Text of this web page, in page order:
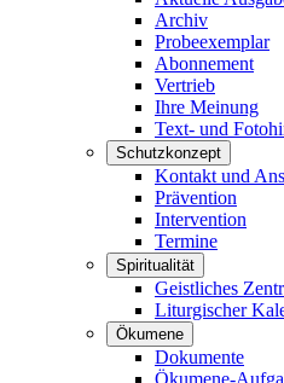
Archiv
Probeexemplar
Abonnement
Vertrieb
Ihre Meinung
Text- und
Schutzkonzept
Kontakt und
Prävention
Intervention
Termine
Spiritualität
Geistliches
Liturgischer
Ökumene
Dokumente
Ökumene-